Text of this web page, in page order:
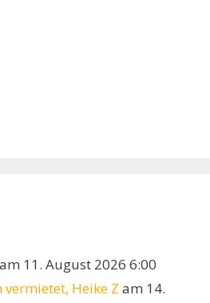
am 11. August 2026 6:00
Heike Z am 14.